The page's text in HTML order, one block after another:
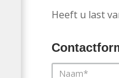
Heeft u last